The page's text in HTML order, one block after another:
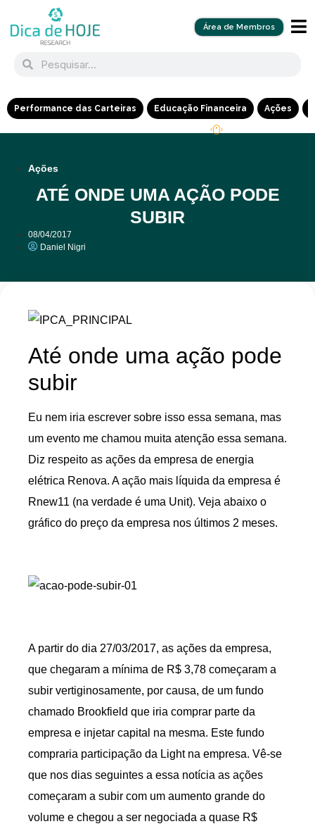
Área de Membros
Performance das Carteiras Educação Financeira Ações
Ações
ATÉ ONDE UMA AÇÃO PODE
SUBIR
08/04/2017
Daniel Nigri
Até onde uma ação pode
subir
Eu nem iria escrever sobre isso essa semana, mas
um evento me chamou muita atenção essa semana.
Diz respeito as ações da empresa de energia
elétrica Renova. A ação mais líquida da empresa é
Rnew11 (na verdade é uma Unit). Veja abaixo o
gráfico do preço da empresa nos últimos 2 meses.
A partir do dia 27/03/2017, as ações da empresa,
que chegaram a mínima de R$ 3,78 começaram a
subir vertiginosamente, por causa, de um fundo
chamado Brookfield que iria comprar parte da
empresa e injetar capital na mesma. Este fundo
compraria participação da Light na empresa. Vê-se
que nos dias seguintes a essa notícia as ações
começaram a subir com um aumento grande do
volume e chegou a ser negociada a quase R$